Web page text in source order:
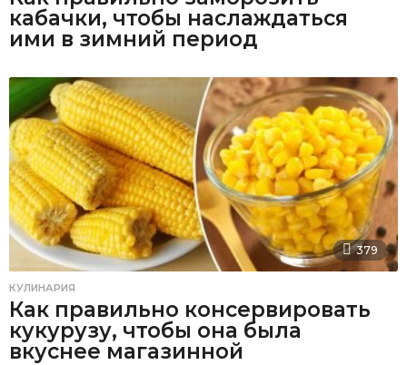
кабачки, чтобы наслаждаться
ими в зимний период
379
КУЛИНАРИЯ
Как правильно консервировать
кукурузу, чтобы она была
вкуснее магазинной